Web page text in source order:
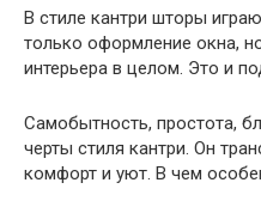
В стиле кантри шторы
только оформление окна,
интерьера в целом. Это и
Самобытность, простота,
черты стиля кантри. Он
комфорт и уют. В чем